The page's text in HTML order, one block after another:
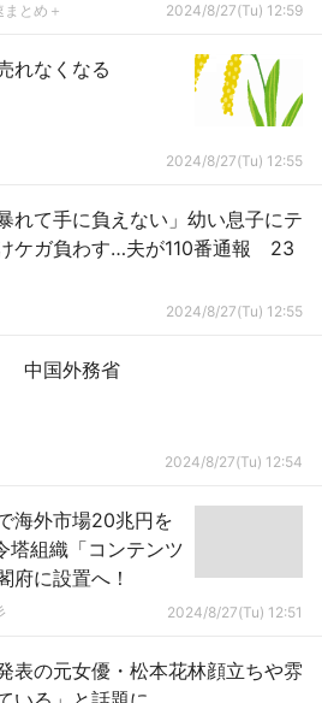
とめ＋ 2024/8/27(Tu) 12:59
れなくなる
2024/8/27(Tu) 12:55
て手に負えない」幼い息子にテ
ケガ負わす…夫が110番通報 23
2024/8/27(Tu) 12:55
中国外務省
2024/8/27(Tu) 12:54
海外市場20兆円を
塔組織「コンテンツ
府に設置へ！
2024/8/27(Tu) 12:51
表の元女優・松本花林顔立ちや雰